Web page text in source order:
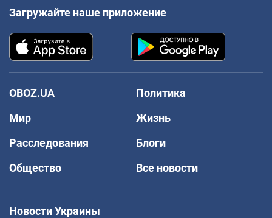
Загружайте наше приложение
OBOZ.UA
Политика
Мир
Жизнь
Расследования
Блоги
Общество
Все новости
Новости Украины